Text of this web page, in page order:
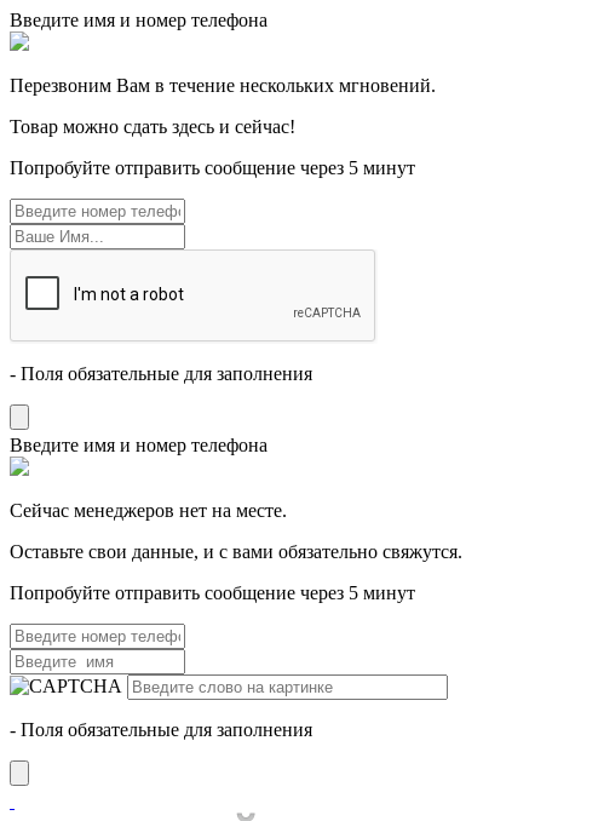
Введите имя и номер телефона
Перезвоним Вам в течение нескольких мгновений.
Товар можно сдать здесь и сейчас!
Попробуйте отправить сообщение через 5 минут
- Поля обязательные для заполнения
Введите имя и номер телефона
Cейчас менеджеров нет на месте.
Оставьте свои данные, и с вами обязательно свяжутся.
Попробуйте отправить сообщение через 5 минут
- Поля обязательные для заполнения